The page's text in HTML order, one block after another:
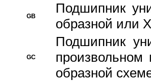
GB
Подшипник
образной или
GC
Подшипник
образной